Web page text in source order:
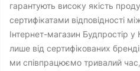
гарантують високу якість
сертифікатами відповідності
Інтернет-магазин Будпростір у
лише від сертифікованих
ми співпрацюємо тривалий